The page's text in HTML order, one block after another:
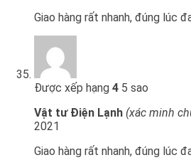
Giao hàng rất nhanh, đúng lúc
Được xếp hạng 4 5 sao
Vật tư Điện Lạnh (xác minh
2021
Giao hàng rất nhanh, đúng lúc